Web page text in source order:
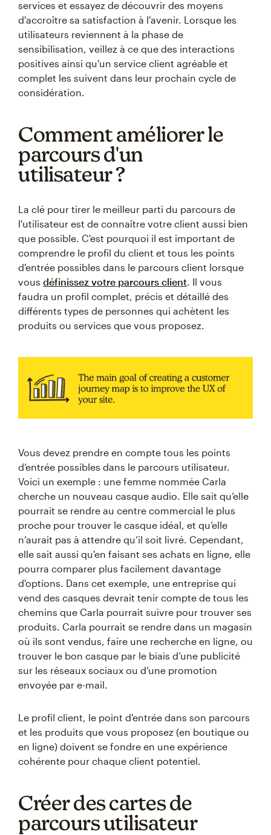
services et essayez de découvrir des moyens
d'accroître sa satisfaction à l'avenir. Lorsque les
utilisateurs reviennent à la phase de
sensibilisation, veillez à ce que des interactions
positives ainsi qu'un service client agréable et
complet les suivent dans leur prochain cycle de
considération.
Comment améliorer le
parcours d'un
utilisateur ?
La clé pour tirer le meilleur parti du parcours de
l'utilisateur est de connaître votre client aussi bien
que possible. C'est pourquoi il est important de
comprendre le profil du client et tous les points
d'entrée possibles dans le parcours client lorsque
vous définissez votre parcours client . Il vous
faudra un profil complet, précis et détaillé des
différents types de personnes qui achètent les
produits ou services que vous proposez.
Vous devez prendre en compte tous les points
d’entrée possibles dans le parcours utilisateur.
Voici un exemple : une femme nommée Carla
cherche un nouveau casque audio. Elle sait qu’elle
pourrait se rendre au centre commercial le plus
proche pour trouver le casque idéal, et qu’elle
n’aurait pas à attendre qu’il soit livré. Cependant,
elle sait aussi qu'en faisant ses achats en ligne, elle
pourra comparer plus facilement davantage
d'options. Dans cet exemple, une entreprise qui
vend des casques devrait tenir compte de tous les
chemins que Carla pourrait suivre pour trouver ses
produits. Carla pourrait se rendre dans un magasin
où ils sont vendus, faire une recherche en ligne, ou
trouver le bon casque par le biais d’une publicité
sur les réseaux sociaux ou d’une promotion
envoyée par e-mail.
Le profil client, le point d'entrée dans son parcours
et les produits que vous proposez (en boutique ou
en ligne) doivent se fondre en une expérience
cohérente pour chaque client potentiel.
Créer des cartes de
parcours utilisateur